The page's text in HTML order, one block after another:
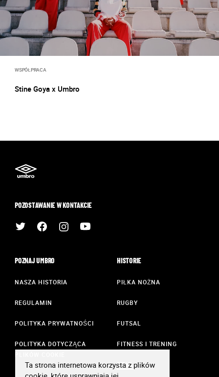
WSPÓŁPRACA
Stine Goya x Umbro
POZOSTAWANIE W KONTAKCIE
POZNAJ UMBRO
NASZA HISTORIA
REGULAMIN
POLITYKA PRYWATNOŚCI
POLITYKA DOTYCZĄCA
HISTORIE
PIŁKA NOŻNA
RUGBY
FUTSAL
FITNESS I TRENING
STYL
Ta strona internetowa korzysta z plików